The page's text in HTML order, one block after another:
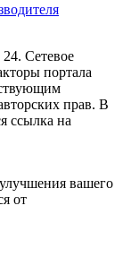
Сетевое
портала
прав. В
ссылка на
вашего
от